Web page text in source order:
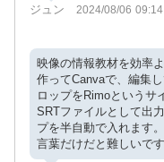
ジュン 2024/08/06 09:14
映像の情報教材を効率
作ってCanvaで、編集
ロップをRimoというサ
SRTファイルとして出
プを半自動で入れます。
言葉だけだと難しいで